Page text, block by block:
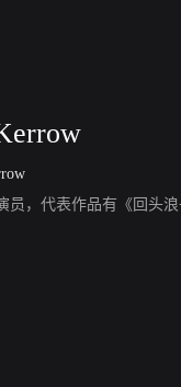
员，代表作品有《回头